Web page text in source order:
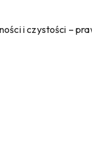
i czystości –